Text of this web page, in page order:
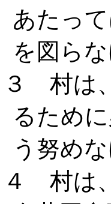
あたっ
を図ら
３ 村は
るため
う努め
４ 村は